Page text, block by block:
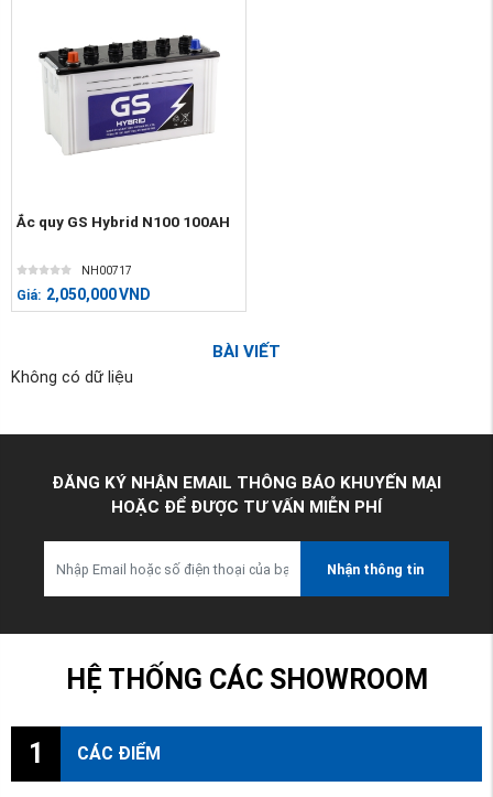
Ắc quy GS Hybrid N100 100AH
NH00717
Giá: 2,050,000VND
BÀI VIẾT
Không có dữ liệu
ĐĂNG KÝ NHẬN EMAIL THÔNG BÁO KHUYẾN MẠI
HOẶC ĐỂ ĐƯỢC TƯ VẤN MIỄN PHÍ
Nhận thông tin
HỆ THỐNG CÁC SHOWROOM
1 CÁC ĐIỂM